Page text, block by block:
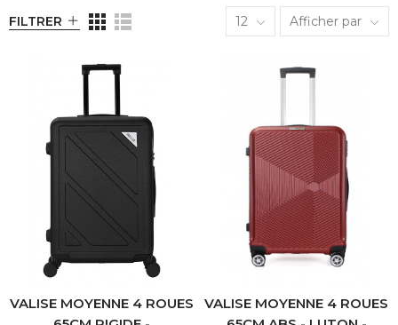
FILTRER 12 Afficher par
VALISE MOYENNE 4 ROUES
VALISE MOYENNE 4 ROUES